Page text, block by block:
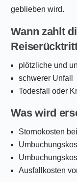
geblieben wird.
Wann zahlt
plötzliche und
schwerer Unfall
Todesfall oder
Was wird
Stornokosten
Ausfallkosten